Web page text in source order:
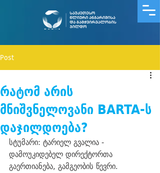
Post
რატომ არის
მნიშვნელოვანი BARTA-ს
დაჯილდოება?
სტუმარი: ტარიელ გვალია -
დამოუკიდებელ დირექტორთა
გაერთიანება, გამგეობის წევრი.